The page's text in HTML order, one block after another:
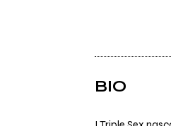
BIO